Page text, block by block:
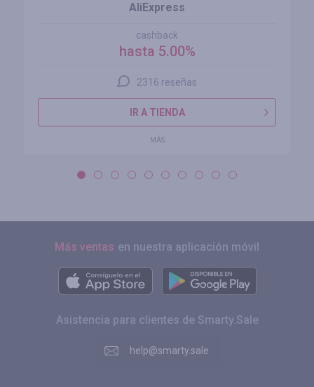
AliExpress
cashback
hasta 5.00%
2316 reseñas
IR A TIENDA
MÁS
Más ventas en nuestra aplicación móvil
Asistencia para clientes de Smarty.Sale
help@smarty.sale